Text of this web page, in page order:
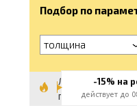
Подбор по
толщина
Лист
пленке, цена за
-15% на
действует до